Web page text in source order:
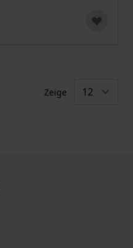
Zeige